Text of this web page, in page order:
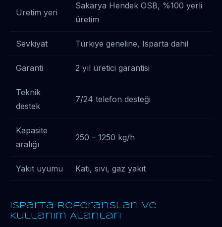
Üretim yeri
Sakarya Hendek OSB, %100 yerli
üretim
Sevkiyat Türkiye geneline, Isparta dahil
Garanti 2 yıl üretici garantisi
Teknik
destek
7/24 telefon desteği
Kapasite
aralığı
250 – 1250 kg/h
Yakıt uyumu Katı, sıvı, gaz yakıt
Isparta Referansları ve
Kullanım Alanları